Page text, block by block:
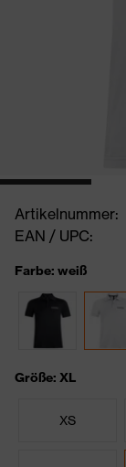
Artikelnummer:
EAN / UPC:
Farbe: weiß
Größe: XL
XS